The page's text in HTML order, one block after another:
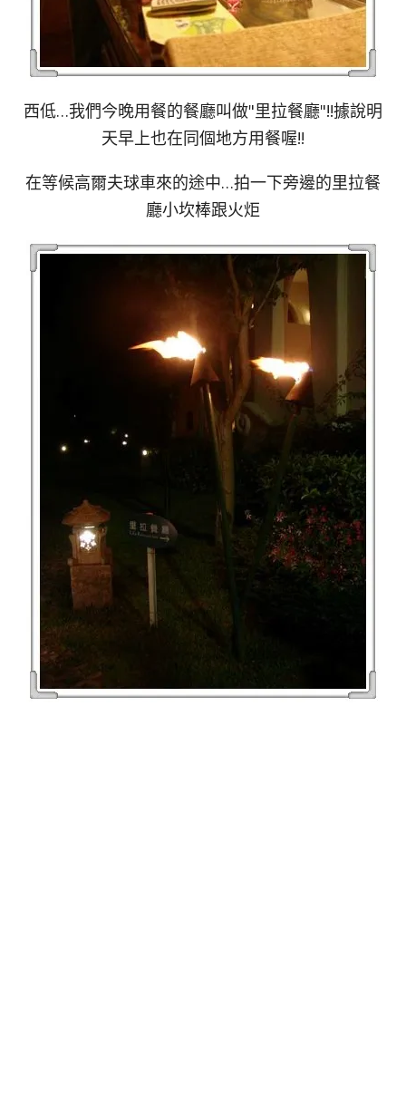
西低…我們今晚用餐的餐廳叫做"里拉餐廳"!!據說明
天早上也在同個地方用餐喔!!
在等候高爾夫球車來的途中…拍一下旁邊的里拉餐
廳小坎棒跟火炬